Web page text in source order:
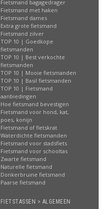
Fietsmand bagagedrager
Fietsmand met haken
Fietsmand dames
Extra grote fietsmand
Fietsmand zilver
TOP 10 | Goedkope
fietsmanden
TOP 10 | Best verkochte
fietsmanden
TOP 10 | Mooie fietsmanden
TOP 10 | Basil fietsmanden
TOP 10 | Fietsmand
aanbiedingen
Hoe fietsmand bevestigen
Fietsmand voor hond, kat,
poes, konijn
Fietsmand of fietskrat
Waterdichte fietsmanden
Fietsmand voor stadsfiets
Fietsmand voor schooltas
Zwarte fietsmand
Naturelle fietsmand
Donkerbruine fietsmand
Paarse fietsmand
FIETSTASSEN > ALGEMEEN